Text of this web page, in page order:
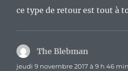
ce type de retour est tout à
The Blebman
jeudi 9 novembre 2017 à 9 h 46 min